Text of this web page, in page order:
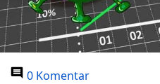
0 Komentar